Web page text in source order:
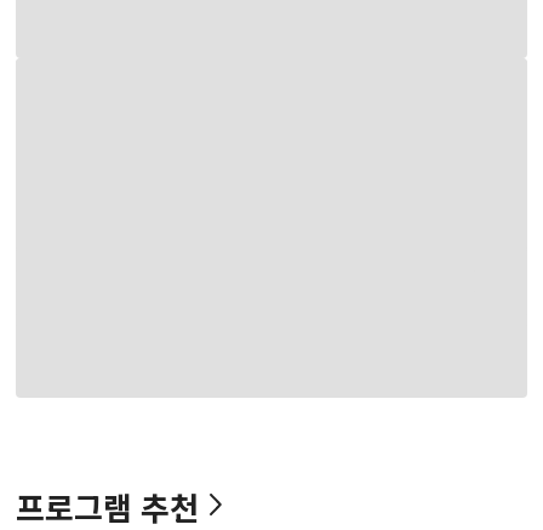
프로그램 추천